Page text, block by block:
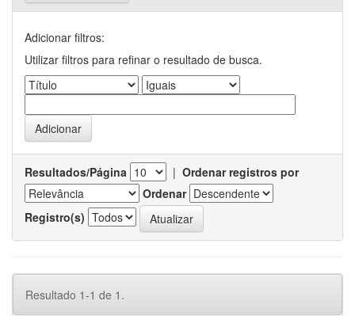
Adicionar filtros:
Utilizar filtros para refinar o resultado de busca.
Resultados/Página | Ordenar registros por
Ordenar
Registro(s)
Resultado 1-1 de 1.